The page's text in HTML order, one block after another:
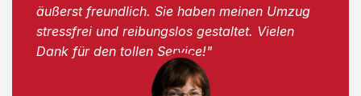
äußerst freundlich. Sie haben meinen Umzug
stressfrei und reibungslos gestaltet. Vielen
Dank für den tollen Service!"